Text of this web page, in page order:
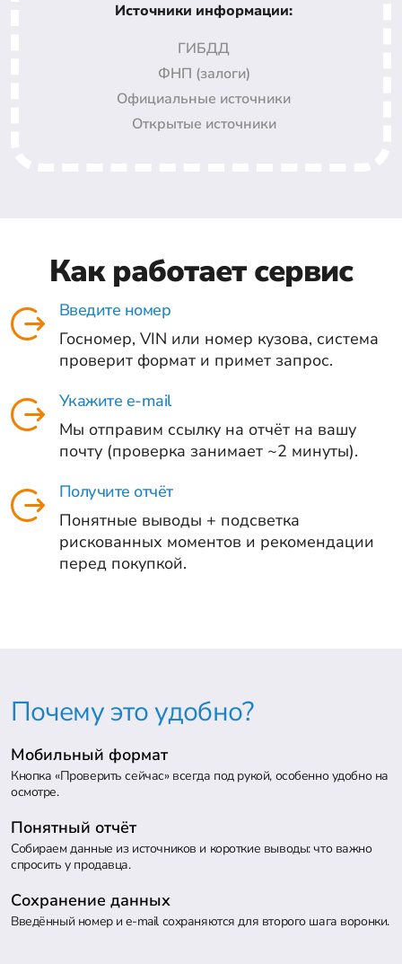
Источники информации:
ГИБДД
ФНП (залоги)
Официальные источники
Открытые источники
Как работает сервис
Введите номер
Госномер, VIN или номер кузова, система
проверит формат и примет запрос.
Укажите e-mail
Мы отправим ссылку на отчёт на вашу
почту (проверка занимает ~2 минуты).
Получите отчёт
Понятные выводы + подсветка
рискованных моментов и рекомендации
перед покупкой.
Почему это удобно?
Мобильный формат
Кнопка «Проверить сейчас» всегда под рукой, особенно удобно на
осмотре.
Понятный отчёт
Собираем данные из источников и короткие выводы: что важно
спросить у продавца.
Сохранение данных
Введённый номер и e-mail сохраняются для второго шага воронки.